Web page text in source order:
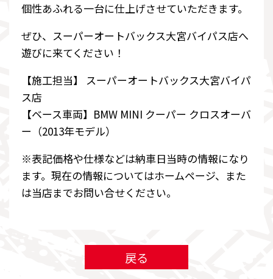
個性あふれる一台に仕上げさせていただきます。
ぜひ、スーパーオートバックス大宮バイパス店へ
遊びに来てください！
【施工担当】 スーパーオートバックス大宮バイパ
ス店
【ベース車両】BMW MINI クーパー クロスオーバ
ー（2013年モデル）
※表記価格や仕様などは納車日当時の情報になり
ます。現在の情報についてはホームページ、また
は当店までお問い合せください。
戻る